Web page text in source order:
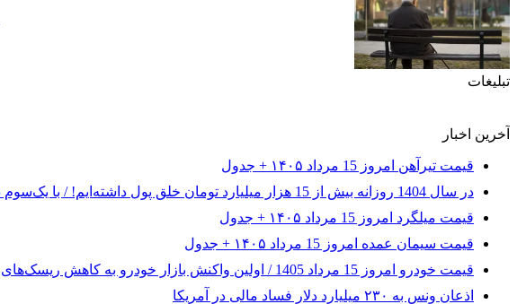
تبلیغات
آخرین اخبار
قیمت تیرآهن امروز 15 مرداد ۱۴۰۵ + جدول
در سال 1404 روزانه بیش از 15 هزار میلیارد تومان خلق پول داشته‌ایم! / با یک‌سوم درآمد 1800 میلیارد دلاری نفت طی 47 سال گذشته، می‌توانستیم در برابر تحریم‌ها مقاومت کنیم
قیمت میلگرد امروز 15 مرداد ۱۴۰۵ + جدول
قیمت سیمان عمده امروز 15 مرداد ۱۴۰۵ + جدول
قیمت خودرو امروز 15 مرداد 1405 / اولین واکنش بازار خودرو به کاهش ریسک‌های سیاسی + جدول
اذعان ونس به ۲۳۰ میلیارد دلار فساد مالی در آمریکا